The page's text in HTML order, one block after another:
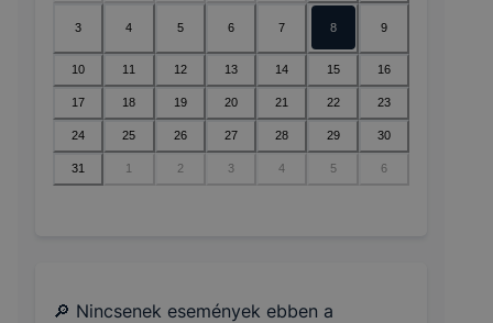
3 4 5 6 7 8 9
10 11 12 13 14 15 16
17 18 19 20 21 22 23
24 25 26 27 28 29 30
31 1 2 3 4 5 6
🔎 Nincsenek események ebben a